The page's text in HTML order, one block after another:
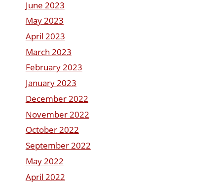
June 2023
May 2023
April 2023
March 2023
February 2023
January 2023
December 2022
November 2022
October 2022
September 2022
May 2022
April 2022